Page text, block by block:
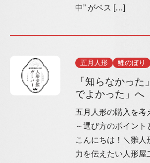
中” がベス […]
五月人形 鯉のぼり
「知らなかった
でよかった」へ
五月人形の購入を考
～選び方のポイント
こんにちは！＼雛人
力を伝えたい人形屋